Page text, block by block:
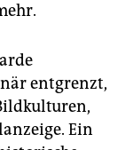
entgrenzt,
Ein